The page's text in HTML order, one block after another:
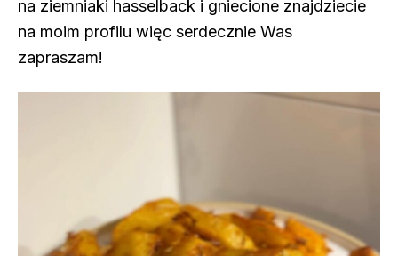
na ziemniaki hasselback i gniecione znajdziecie
na moim profilu więc serdecznie Was
zapraszam!